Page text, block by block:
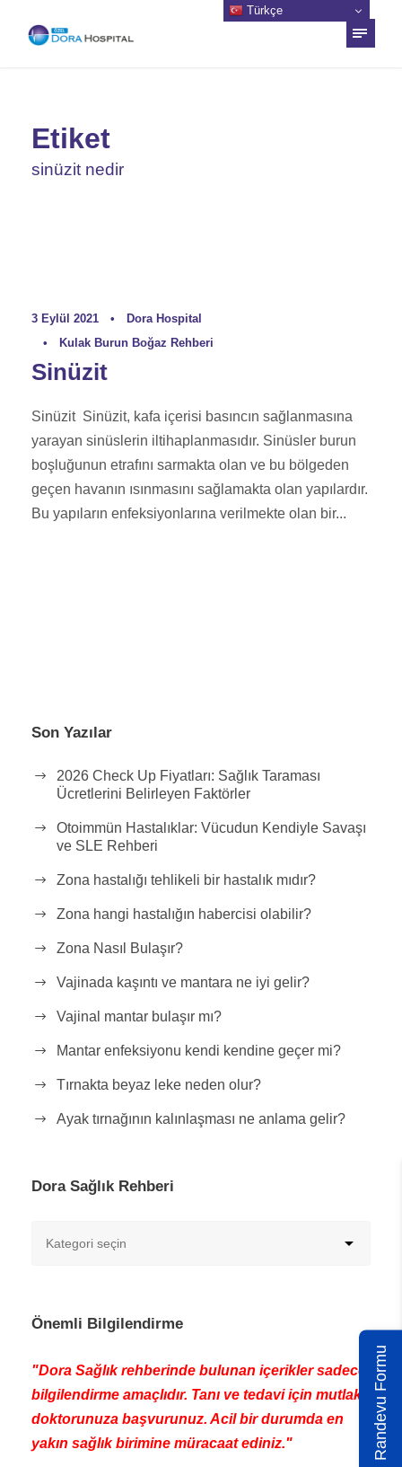
Etiket
sinüzit nedir
3 Eylül 2021 •
Dora Hospital
•
Kulak Burun Boğaz Rehberi
Sinüzit
Sinüzit Sinüzit, kafa içerisi basıncın sağlanmasına
yarayan sinüslerin iltihaplanmasıdır. Sinüsler burun
boşluğunun etrafını sarmakta olan ve bu bölgeden
geçen havanın ısınmasını sağlamakta olan yapılardır.
Bu yapıların enfeksiyonlarına verilmekte olan bir...
Son Yazılar
2026 Check Up Fiyatları: Sağlık Taraması
Ücretlerini Belirleyen Faktörler
Otoimmün Hastalıklar: Vücudun Kendiyle Savaşı
ve SLE Rehberi
Zona hastalığı tehlikeli bir hastalık mıdır?
Zona hangi hastalığın habercisi olabilir?
Zona Nasıl Bulaşır?
Vajinada kaşıntı ve mantara ne iyi gelir?
Vajinal mantar bulaşır mı?
Mantar enfeksiyonu kendi kendine geçer mi?
Tırnakta beyaz leke neden olur?
Ayak tırnağının kalınlaşması ne anlama gelir?
Dora Sağlık Rehberi
Önemli Bilgilendirme
"Dora Sağlık rehberinde bulunan içerikler sadece
bilgilendirme amaçlıdır. Tanı ve tedavi için mutlaka
doktorunuza başvurunuz. Acil bir durumda en
yakın sağlık birimine müracaat ediniz."
Türkçe
Randevu Formu